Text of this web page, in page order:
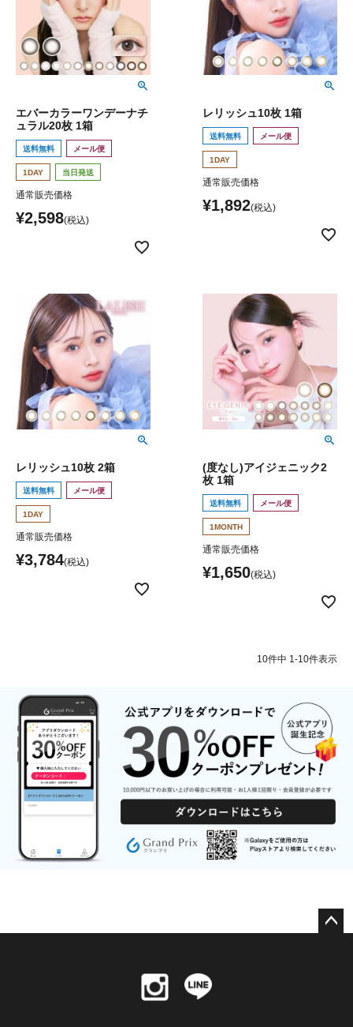
エバーカラーワンデーナチ
ュラル20枚 1箱
送料無料 メール便
1DAY 当日発送
通常販売価格
¥2,598
レリッシュ10枚 1箱
送料無料 メール便
1DAY
通常販売価格
¥1,892
レリッシュ10枚 2箱
送料無料 メール便
1DAY
通常販売価格
¥3,784
(度なし)アイジェニック2
枚 1箱
送料無料 メール便
1MONTH
通常販売価格
¥1,650
10件中 1 -10件表示